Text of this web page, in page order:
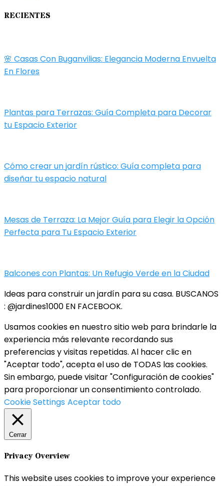
RECIENTES
🌸 Casas Con Buganvilias: Elegancia Moderna Envuelta
En Flores
Plantas para Terrazas: Guía Completa para Decorar
tu Espacio Exterior
Cómo crear un jardín rústico: Guía completa para
diseñar tu espacio natural
Mesas de Terraza: La Mejor Guía para Elegir la Opción
Perfecta para Tu Espacio Exterior
Balcones con Plantas: Un Refugio Verde en la Ciudad
Ideas para construir un jardín para su casa. BUSCANOS
: @jardines1000 EN FACEBOOK.
Usamos cookies en nuestro sitio web para brindarle la
experiencia más relevante recordando sus
preferencias y visitas repetidas. Al hacer clic en
"Aceptar todo", acepta el uso de TODAS las cookies.
Sin embargo, puede visitar "Configuración de cookies"
para proporcionar un consentimiento controlado.
Cookie Settings Aceptar todo
Cerrar
Privacy Overview
This website uses cookies to improve your experience